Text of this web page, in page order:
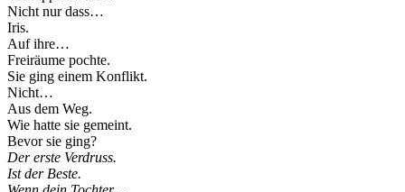
Nicht nur dass…
Iris.
Auf ihre…
Freiräume pochte.
Sie ging einem Konflikt.
Nicht…
Aus dem Weg.
Wie hatte sie gemeint.
Bevor sie ging?
Der erste Verdruss.
Ist der Beste.